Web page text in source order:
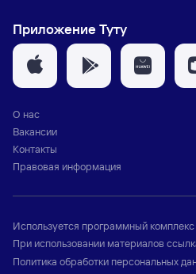
Приложение Туту
О нас
Вакансии
Контакты
Правовая информация
Используется программный комплекс
При использовании материалов
Политика обработки персональных